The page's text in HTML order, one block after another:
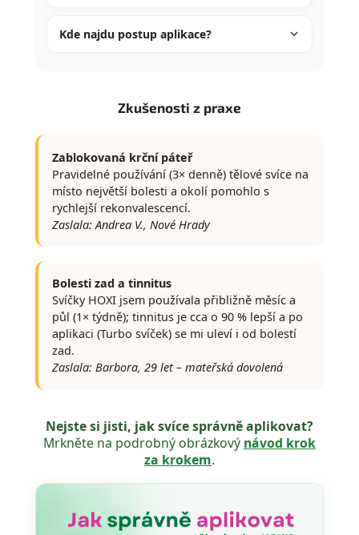
Kde najdu postup aplikace?
Zkušenosti z praxe
Zablokovaná krční páteř
Pravidelné používání (3× denně) tělové svíce na
místo největší bolesti a okolí pomohlo s
rychlejší rekonvalescencí.
Zaslala: Andrea V., Nové Hrady
Bolesti zad a tinnitus
Svíčky HOXI jsem používala přibližně měsíc a
půl (1× týdně); tinnitus je cca o 90 % lepší a po
aplikaci (Turbo svíček) se mi uleví i od bolestí
zad.
Zaslala: Barbora, 29 let – mateřská dovolená
Nejste si jisti, jak svíce správně aplikovat?
Mrkněte na podrobný obrázkový návod krok
za krokem.